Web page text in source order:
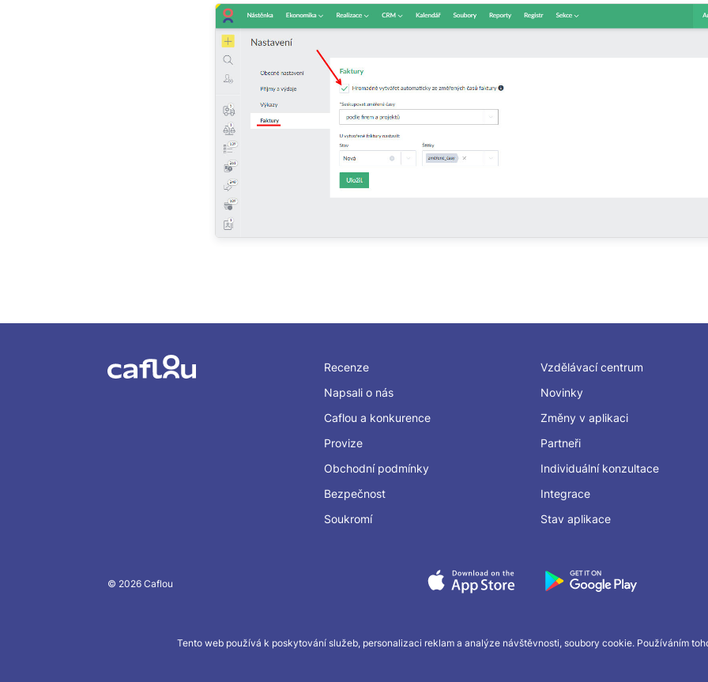
Recenze
Napsali o nás
Caflou a konkurence
Provize
Obchodní podmínky
Bezpečnost
Soukromí
Vzdělávací centrum
Novinky
Změny v aplikaci
Partneři
Individuální konzultace
Integrace
Stav aplikace
© 2026 Caflou
Tento web používá k poskytování služeb, personalizaci reklam a analýze návštěvnosti, soubory cookie. Používáním